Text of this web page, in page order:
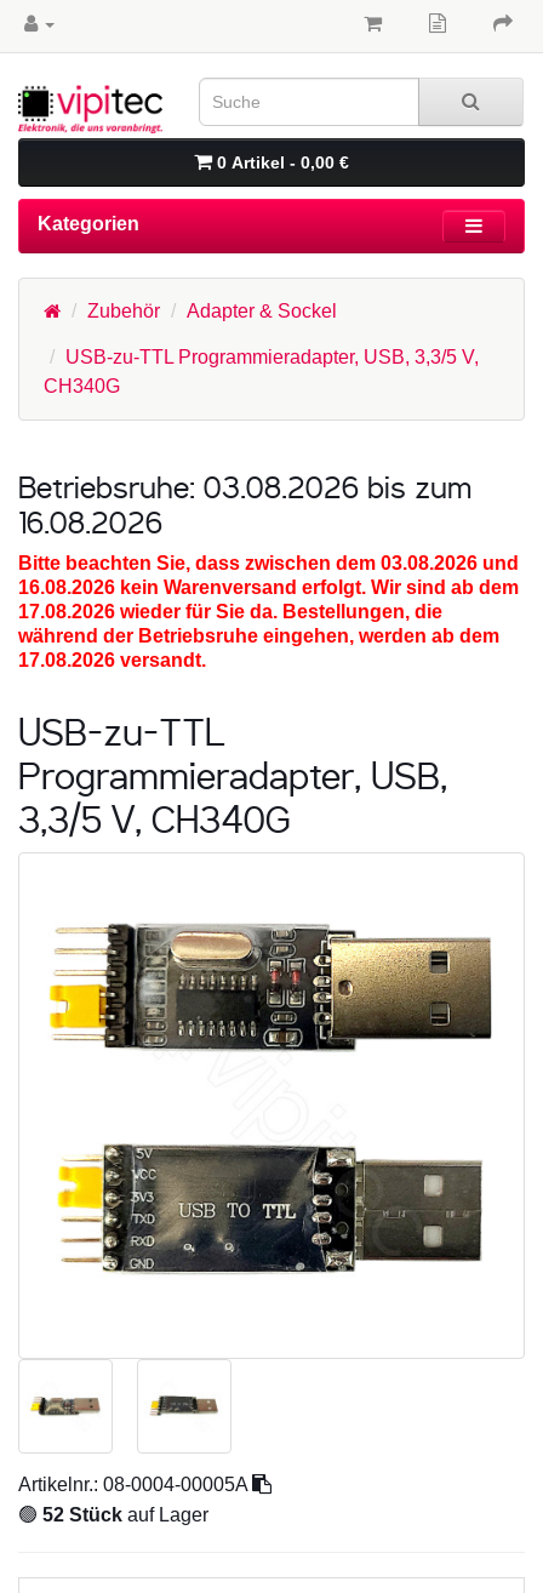
0 Artikel - 0,00 €
Kategorien
Zubehör Adapter & Sockel
USB-zu-TTL Programmieradapter, USB, 3,3/5 V,
CH340G
Betriebsruhe: 03.08.2026 bis zum
16.08.2026
Bitte beachten Sie, dass zwischen dem 03.08.2026 und
16.08.2026 kein Warenversand erfolgt. Wir sind ab dem
17.08.2026 wieder für Sie da. Bestellungen, die
während der Betriebsruhe eingehen, werden ab dem
17.08.2026 versandt.
USB-zu-TTL
Programmieradapter, USB,
3,3/5 V, CH340G
Artikelnr.: 08-0004-00005A
🟢 52 Stück auf Lager